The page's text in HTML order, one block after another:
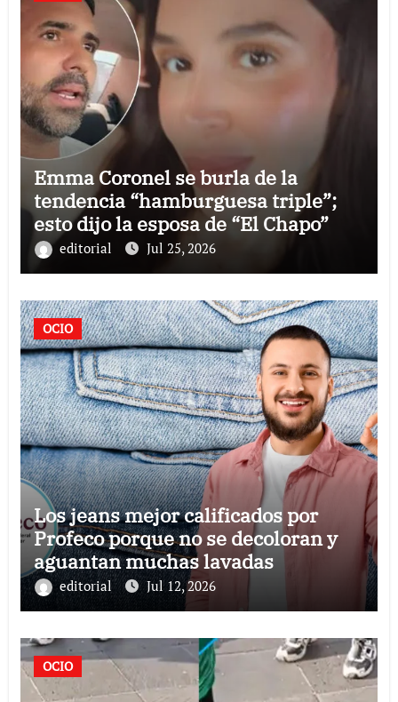
Emma Coronel se burla de la
tendencia “hamburguesa triple”;
esto dijo la esposa de “El Chapo”
editorial Jul 25, 2026
OCIO
Los jeans mejor calificados por
Profeco porque no se decoloran y
aguantan muchas lavadas
editorial Jul 12, 2026
OCIO